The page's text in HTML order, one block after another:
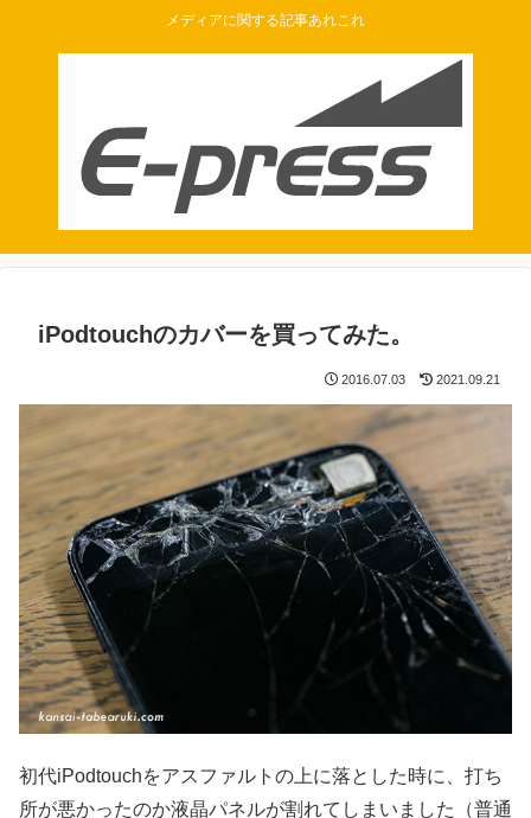
メディアに関する記事あれこれ
iPodtouchのカバーを買ってみた。
2016.07.03 2021.09.21
初代iPodtouchをアスファルトの上に落とした時に、打ち
所が悪かったのか液晶パネルが割れてしまいました（普通